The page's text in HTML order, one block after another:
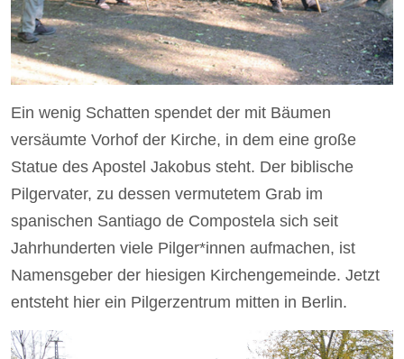
Ein wenig Schatten spendet der mit Bäumen
versäumte Vorhof der Kirche, in dem eine große
Statue des Apostel Jakobus steht. Der biblische
Pilgervater, zu dessen vermutetem Grab im
spanischen Santiago de Compostela sich seit
Jahrhunderten viele ­Pilger*innen aufmachen, ist
Namensgeber der hiesigen Kirchengemeinde. Jetzt
entsteht hier ein ­Pilgerzentrum mitten in Berlin.